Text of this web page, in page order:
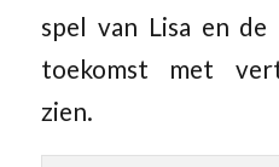
spel van Lisa en
toekomst met
zien.